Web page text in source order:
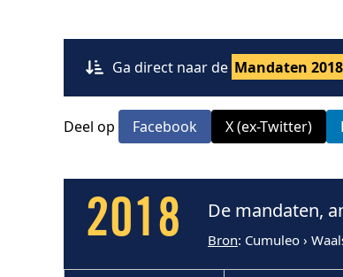
Ga direct naar de Mandaten 2018
Deel op Facebook X (ex-Twitter)
2018 De mandaten,
Bron: Cumuleo ›